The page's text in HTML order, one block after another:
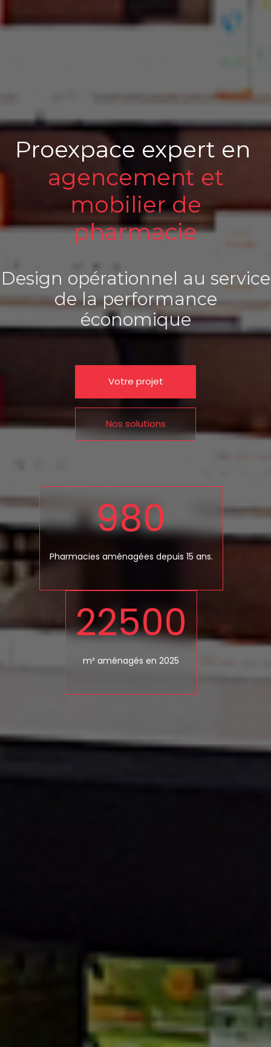
Proexpace expert en
agencement et
mobilier de
pharmacie
Design opérationnel au service
de la performance
économique
Votre projet
Nos solutions
980
Pharmacies aménagées depuis 15 ans.
22500
m² aménagés en 2025